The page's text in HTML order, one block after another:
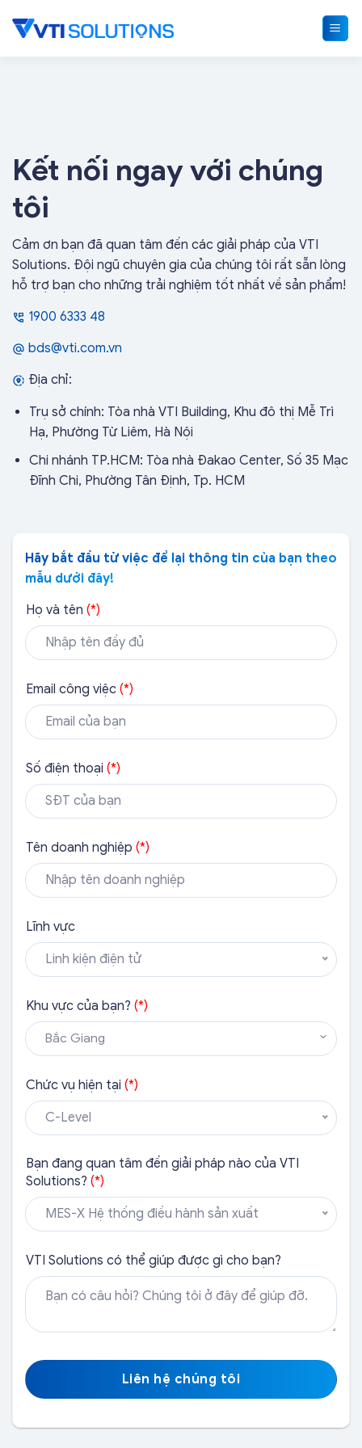
Kết nối ngay với chúng
tôi
Cảm ơn bạn đã quan tâm đến các giải pháp của VTI
Solutions. Đội ngũ chuyên gia của chúng tôi rất sẵn lòng
hỗ trợ bạn cho những trải nghiệm tốt nhất về sản phẩm!
1900 6333 48
bds@vti.com.vn
Địa chỉ:
Trụ sở chính: Tòa nhà VTI Building, Khu đô thị Mễ Trì
Hạ, Phường Từ Liêm, Hà Nội
Chi nhánh TP.HCM: Tòa nhà Đakao Center, Số 35 Mạc
Đĩnh Chi, Phường Tân Định, Tp. HCM
Hãy bắt đầu từ việc để lại thông tin của bạn theo
mẫu dưới đây!
Họ và tên (*)
Email công việc (*)
Số điện thoại (*)
Tên doanh nghiệp (*)
Lĩnh vực
Linh kiện điện tử
Khu vực của bạn? (*)
Bắc Giang
Bắc Giang
Chức vụ hiện tại (*)
C-Level
Bạn đang quan tâm đến giải pháp nào của VTI
Solutions? (*)
MES-X Hệ thống điều hành sản xuất
VTI Solutions có thể giúp được gì cho bạn?